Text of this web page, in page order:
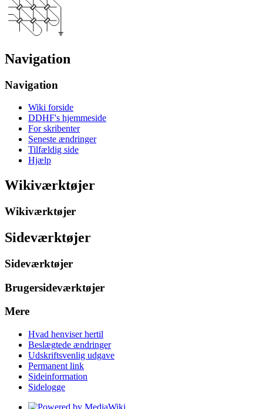
Navigation
Navigation
Wiki forside
DDHF's hjemmeside
For skribenter
Seneste ændringer
Tilfældig side
Hjælp
Wikiværktøjer
Wikiværktøjer
Sideværktøjer
Sideværktøjer
Brugersideværktøjer
Mere
Hvad henviser hertil
Beslægtede ændringer
Udskriftsvenlig udgave
Permanent link
Sideinformation
Sidelogge